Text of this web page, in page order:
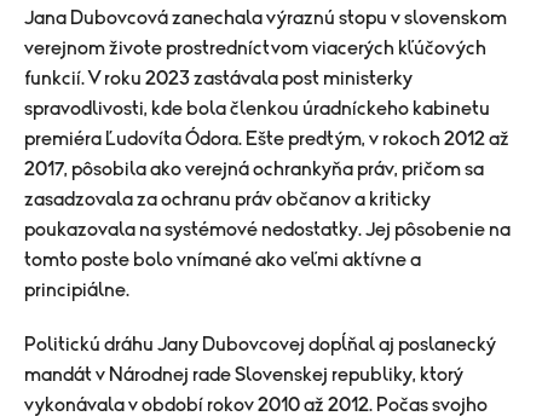
Jana Dubovcová zanechala výraznú stopu v slovenskom
verejnom živote prostredníctvom viacerých kľúčových
funkcií. V roku 2023 zastávala post ministerky
spravodlivosti, kde bola členkou úradníckeho kabinetu
premiéra Ľudovíta Ódora. Ešte predtým, v rokoch 2012 až
2017, pôsobila ako verejná ochrankyňa práv, pričom sa
zasadzovala za ochranu práv občanov a kriticky
poukazovala na systémové nedostatky. Jej pôsobenie na
tomto poste bolo vnímané ako veľmi aktívne a
principiálne.
Politickú dráhu Jany Dubovcovej dopĺňal aj poslanecký
mandát v Národnej rade Slovenskej republiky, ktorý
vykonávala v období rokov 2010 až 2012. Počas svojho